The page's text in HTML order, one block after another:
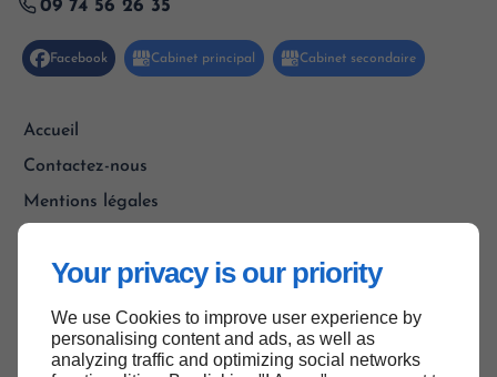
Your privacy is our priority
We use Cookies to improve user experience by
personalising content and ads, as well as
analyzing traffic and optimizing social networks
09 74 56 26 35
Accueil
Contactez-nous
Mentions légales
Haut de page